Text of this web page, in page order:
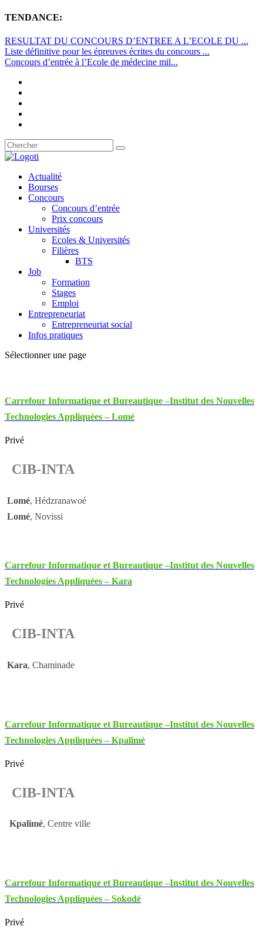
TENDANCE:
RESULTAT DU CONCOURS D’ENTREE A L’ECOLE DU ...
Liste définitive pour les épreuves écrites du concours ...
Concours d’entrée à l’Ecole de médecine mil...
Actualité
Bourses
Concours
Concours d’entrée
Prix concours
Universités
Ecoles & Universités
Filières
BTS
Job
Formation
Stages
Emploi
Entrepreneuriat
Entrepreneuriat social
Infos pratiques
Sélectionner une page
Carrefour Informatique et Bureautique –Institut des Nouvelles
Technologies Appliquées – Lomé
Privé
CIB-INTA
Lomé, Hédzranawoé
Lomé, Novissi
Carrefour Informatique et Bureautique –Institut des Nouvelles
Technologies Appliquées – Kara
Privé
CIB-INTA
Kara, Chaminade
Carrefour Informatique et Bureautique –Institut des Nouvelles
Technologies Appliquées – Kpalimé
Privé
CIB-INTA
Kpalimé, Centre ville
Carrefour Informatique et Bureautique –Institut des Nouvelles
Technologies Appliquées – Sokodé
Privé